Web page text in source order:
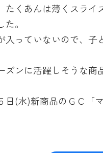
たくあんは薄くスラ
。
入っていないので、子
ズンに活躍しそうな
日(水)新商品のＧＣ「